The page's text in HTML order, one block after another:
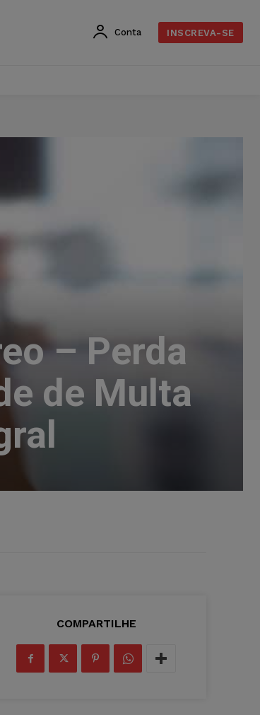
Conta INSCREVA-SE
– Perda
de Multa
COMPARTILHE